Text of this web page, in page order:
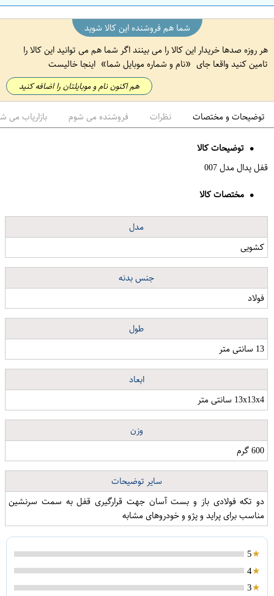
شما هم فروشنده این کالا شوید
هر روزه صدها خریدار این کالا را می بینند اگر شما هم می توانید این کالا را
تامین کنید واقعا جای
نام و شماره موبایل شما اینجا خالیست
هم اکنون نام و موبایلتان را اضافه کنید
توضیحات و مختصات نظرات فروشنده می شوم بازاریاب می
توضیحات کالا
قفل پدال مدل 007
مختصات کالا
مدل
کشویی
جنس بدنه
فولاد
طول
13 سانتی متر
ابعاد
13x13x4 سانتی متر
وزن
600 گرم
سایر توضیحات
دو تکه فولادی باز و بست آسان جهت قرارگیری قفل به سمت سرنشین
مناسب برای پراید و پژو و خودروهای مشابه
5
4
3